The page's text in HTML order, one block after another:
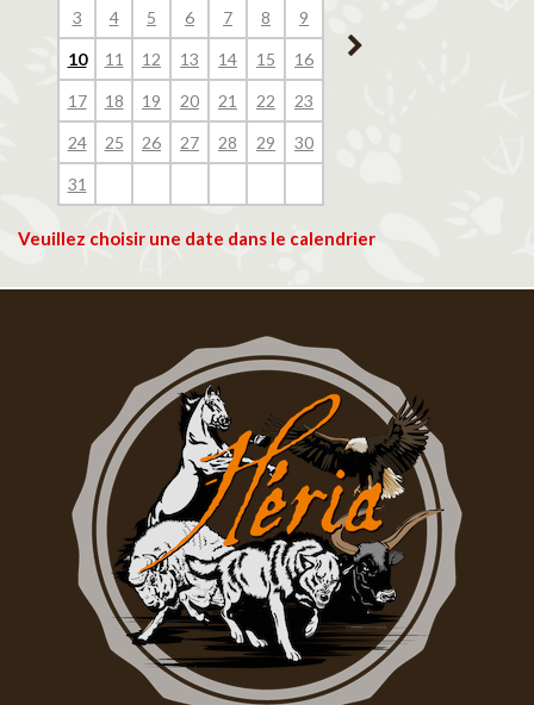
3 4 5 6 7 8 9
10 11 12 13 14 15 16
17 18 19 20 21 22 23
24 25 26 27 28 29 30
31
14
Veuillez choisir une date dans le calendrier